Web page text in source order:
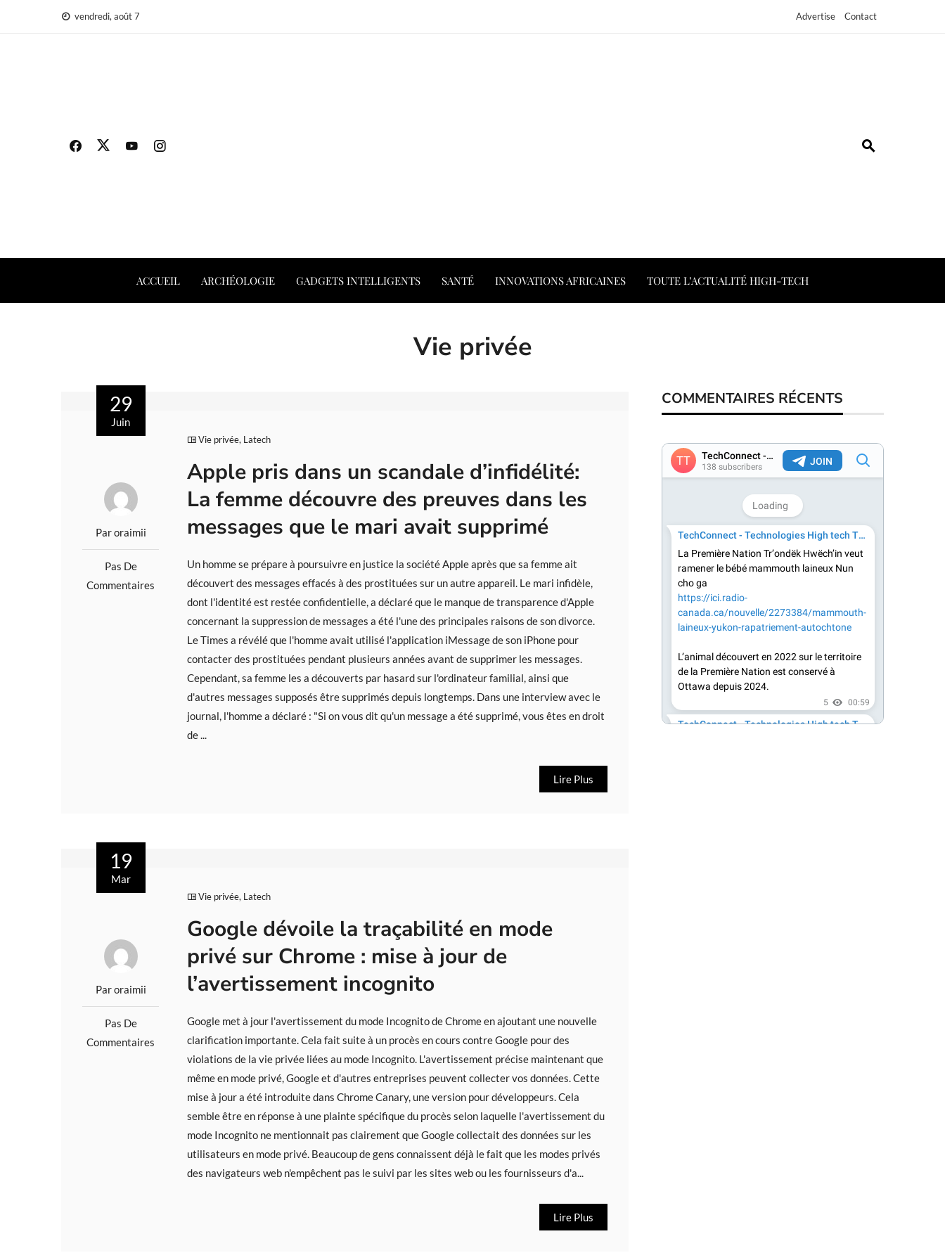
vendredi, août 7 Advertise Contact
ACCUEIL ARCHÉOLOGIE GADGETS INTELLIGENTS SANTÉ INNOVATIONS AFRICAINES TOUTE L’ACTUALITÉ HIGH-TECH
Vie privée
29
Juin
Par oraimii
Pas De
Commentaires
Vie privée, Latech
Apple pris dans un scandale d’infidélité:
La femme découvre des preuves dans les
messages que le mari avait supprimé
Un homme se prépare à poursuivre en justice la société Apple après que sa femme ait
découvert des messages effacés à des prostituées sur un autre appareil. Le mari infidèle,
dont l'identité est restée confidentielle, a déclaré que le manque de transparence d'Apple
concernant la suppression de messages a été l'une des principales raisons de son divorce.
Le Times a révélé que l'homme avait utilisé l'application iMessage de son iPhone pour
contacter des prostituées pendant plusieurs années avant de supprimer les messages.
Cependant, sa femme les a découverts par hasard sur l'ordinateur familial, ainsi que
d'autres messages supposés être supprimés depuis longtemps. Dans une interview avec le
journal, l'homme a déclaré : "Si on vous dit qu'un message a été supprimé, vous êtes en droit
de ...
Lire Plus
19
Mar
Par oraimii
Pas De
Commentaires
Vie privée, Latech
Google dévoile la traçabilité en mode
privé sur Chrome : mise à jour de
l’avertissement incognito
Google met à jour l'avertissement du mode Incognito de Chrome en ajoutant une nouvelle
clarification importante. Cela fait suite à un procès en cours contre Google pour des
violations de la vie privée liées au mode Incognito. L'avertissement précise maintenant que
même en mode privé, Google et d'autres entreprises peuvent collecter vos données. Cette
mise à jour a été introduite dans Chrome Canary, une version pour développeurs. Cela
semble être en réponse à une plainte spécifique du procès selon laquelle l'avertissement du
mode Incognito ne mentionnait pas clairement que Google collectait des données sur les
utilisateurs en mode privé. Beaucoup de gens connaissent déjà le fait que les modes privés
des navigateurs web n'empêchent pas le suivi par les sites web ou les fournisseurs d'a...
Lire Plus
COMMENTAIRES RÉCENTS